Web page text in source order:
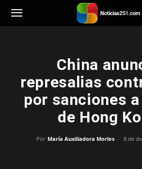
Noticias251
China
represalias
por sanciones
de Hong
Por María Auxiliadora Morles - 8 de